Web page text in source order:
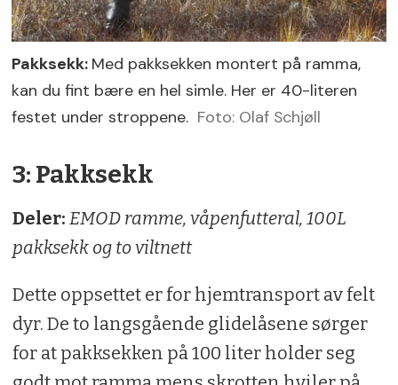
Pakksekk: Med pakksekken montert på ramma,
kan du fint bære en hel simle. Her er 40-literen
festet under stroppene. Foto: Olaf Schjøll
3: Pakksekk
Deler: EMOD ramme, våpenfutteral, 100L
pakksekk og to viltnett
Dette oppsettet er for hjemtransport av felt
dyr. De to langsgående glidelåsene sørger
for at pakksekken på 100 liter holder seg